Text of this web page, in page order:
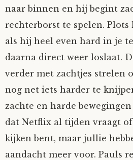
Tom Mathys
Vorrion
Vrolijke Dondersteen
Zofianina
naar binnen en hij begint
rechterborst te spelen. Plots
als hij heel even hard in je
daarna direct weer loslaat.
verder met zachtjes strelen
nog net iets harder te
zachte en harde
dat Netflix al tijden vraagt
kijken bent, maar jullie
aandacht meer voor. Pauls